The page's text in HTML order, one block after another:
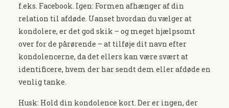
f.eks. Facebook. Igen: Formen afhænger af din
relation til afdøde. Uanset hvordan du vælger at
kondolere, er det god skik – og meget hjælpsomt
over for de pårørende – at tilføje dit navn efter
kondolencerne, da det ellers kan være svært at
identificere, hvem der har sendt dem eller afdøde en
venlig tanke.
Husk: Hold din kondolence kort. Der er ingen, der